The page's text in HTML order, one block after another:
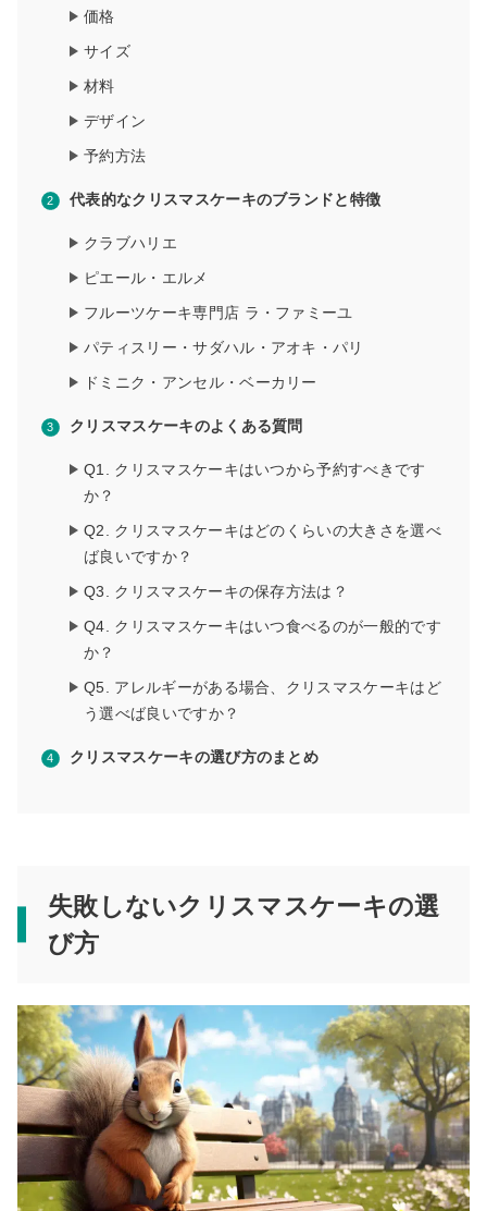
価格
サイズ
材料
デザイン
予約方法
代表的なクリスマスケーキのブランドと特徴
クラブハリエ
ピエール・エルメ
フルーツケーキ専門店 ラ・ファミーユ
パティスリー・サダハル・アオキ・パリ
ドミニク・アンセル・ベーカリー
クリスマスケーキのよくある質問
Q1. クリスマスケーキはいつから予約すべきです
か？
Q2. クリスマスケーキはどのくらいの大きさを選べ
ば良いですか？
Q3. クリスマスケーキの保存方法は？
Q4. クリスマスケーキはいつ食べるのが一般的です
か？
Q5. アレルギーがある場合、クリスマスケーキはど
う選べば良いですか？
クリスマスケーキの選び方のまとめ
失敗しないクリスマスケーキの選
び方